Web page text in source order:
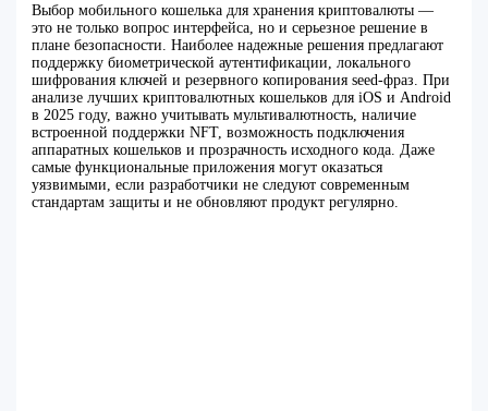
Выбор мобильного кошелька для хранения криптовалюты —
это не только вопрос интерфейса, но и серьезное решение в
плане безопасности. Наиболее надежные решения предлагают
поддержку биометрической аутентификации, локального
шифрования ключей и резервного копирования seed-фраз. При
анализе лучших криптовалютных кошельков для iOS и Android
в 2025 году, важно учитывать мультивалютность, наличие
встроенной поддержки NFT, возможность подключения
аппаратных кошельков и прозрачность исходного кода. Даже
самые функциональные приложения могут оказаться
уязвимыми, если разработчики не следуют современным
стандартам защиты и не обновляют продукт регулярно.